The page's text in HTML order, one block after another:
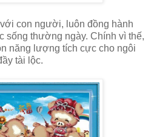
con người, luôn đồng hành
sống thường ngày. Chính vì thế,
năng lượng tích cực cho ngôi
tài lộc.